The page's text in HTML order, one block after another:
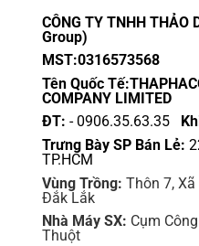
CÔNG TY TNHH THẢO
Group)
MST:0316573568
Tên Quốc
COMPANY LIMITED
ĐT: - 0906.35.63.35
Trưng Bày SP Bán Lẻ:
TP.HCM
Vùng Trồng: Thôn 7,
Đắk Lắk
Nhà Máy SX: Cụm
Thuột